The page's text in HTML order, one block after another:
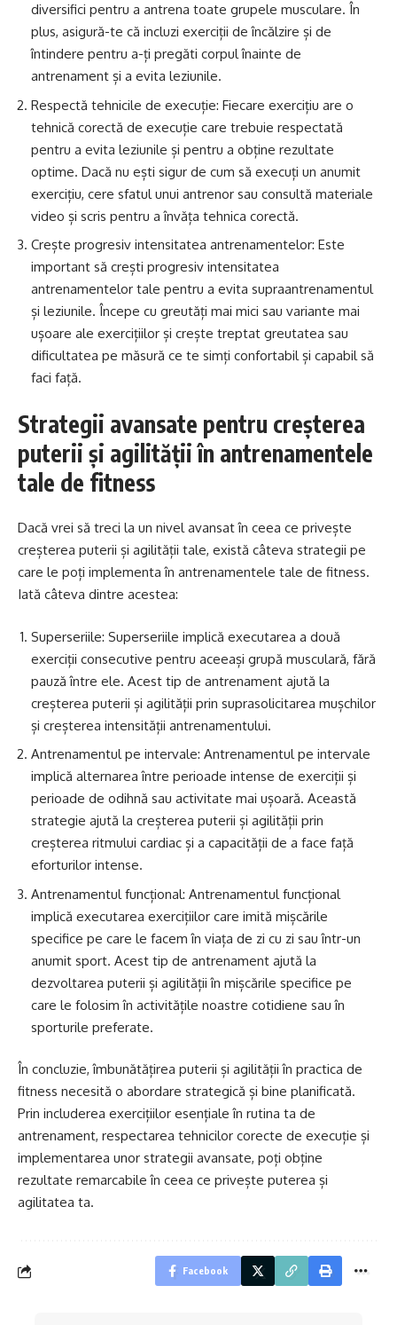
diversifici pentru a antrena toate grupele musculare. În
plus, asigură-te că incluzi exerciții de încălzire și de
întindere pentru a-ți pregăti corpul înainte de
antrenament și a evita leziunile.
Respectă tehnicile de execuție: Fiecare exercițiu are o
tehnică corectă de execuție care trebuie respectată
pentru a evita leziunile și pentru a obține rezultate
optime. Dacă nu ești sigur de cum să execuți un anumit
exercițiu, cere sfatul unui antrenor sau consultă materiale
video și scris pentru a învăța tehnica corectă.
Crește progresiv intensitatea antrenamentelor: Este
important să crești progresiv intensitatea
antrenamentelor tale pentru a evita supraantrenamentul
și leziunile. Începe cu greutăți mai mici sau variante mai
ușoare ale exercițiilor și crește treptat greutatea sau
dificultatea pe măsură ce te simți confortabil și capabil să
faci față.
Strategii avansate pentru creșterea
puterii și agilității în antrenamentele
tale de fitness
Dacă vrei să treci la un nivel avansat în ceea ce privește
creșterea puterii și agilității tale, există câteva strategii pe
care le poți implementa în antrenamentele tale de fitness.
Iată câteva dintre acestea:
Superseriile: Superseriile implică executarea a două
exerciții consecutive pentru aceeași grupă musculară, fără
pauză între ele. Acest tip de antrenament ajută la
creșterea puterii și agilității prin suprasolicitarea mușchilor
și creșterea intensității antrenamentului.
Antrenamentul pe intervale: Antrenamentul pe intervale
implică alternarea între perioade intense de exerciții și
perioade de odihnă sau activitate mai ușoară. Această
strategie ajută la creșterea puterii și agilității prin
creșterea ritmului cardiac și a capacității de a face față
eforturilor intense.
Antrenamentul funcțional: Antrenamentul funcțional
implică executarea exercițiilor care imită mișcările
specifice pe care le facem în viața de zi cu zi sau într-un
anumit sport. Acest tip de antrenament ajută la
dezvoltarea puterii și agilității în mișcările specifice pe
care le folosim în activitățile noastre cotidiene sau în
sporturile preferate.
În concluzie, îmbunătățirea puterii și agilității în practica de
fitness necesită o abordare strategică și bine planificată.
Prin includerea exercițiilor esențiale în rutina ta de
antrenament, respectarea tehnicilor corecte de execuție și
implementarea unor strategii avansate, poți obține
rezultate remarcabile în ceea ce privește puterea și
agilitatea ta.
Facebook